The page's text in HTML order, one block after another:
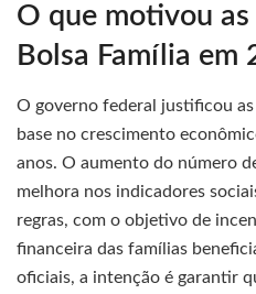
O que motivou
Bolsa Família em
O governo federal justificou
base no crescimento
anos. O aumento do número
melhora nos indicadores
regras, com o objetivo de
financeira das famílias
oficiais, a intenção é garantir